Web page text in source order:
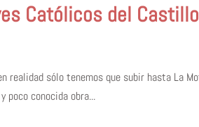
Católicos del
realidad sólo tenemos que subir hasta La
poco conocida obra...